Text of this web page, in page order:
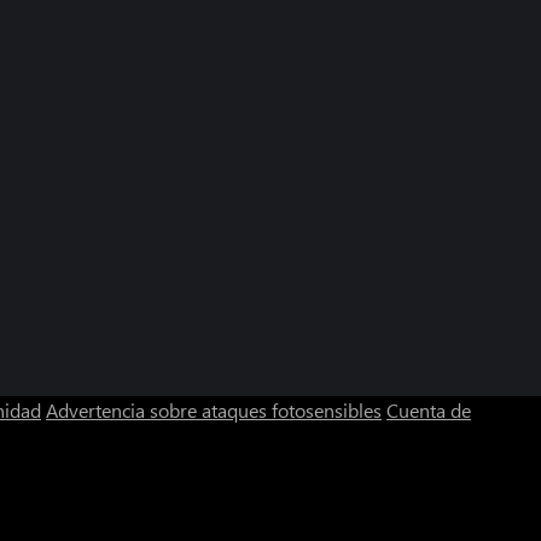
Advertencia sobre ataques fotosensibles Cuenta de